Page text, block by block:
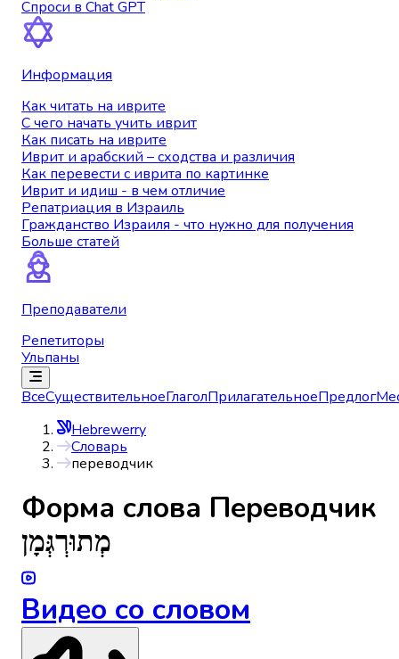
Спроси в Chat GPT
Информация
Как читать на иврите
С чего начать учить иврит
Как писать на иврите
Иврит и арабский – сходства и различия
Как перевести с иврита по картинке
Иврит и идиш - в чем отличие
Репатриация в Израиль
Гражданство Израиля - что нужно для получения
Больше статей
Преподаватели
Репетиторы
Ульпаны
ВсеСуществительноеГлаголПрилагательноеПредлог
Hebrewerry
Словарь
переводчик
Форма слова Переводчик
מְתוּרְגְּמָן
Видео со словом